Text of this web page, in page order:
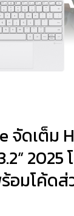
จัดเต็ม
อมโค้ดส่